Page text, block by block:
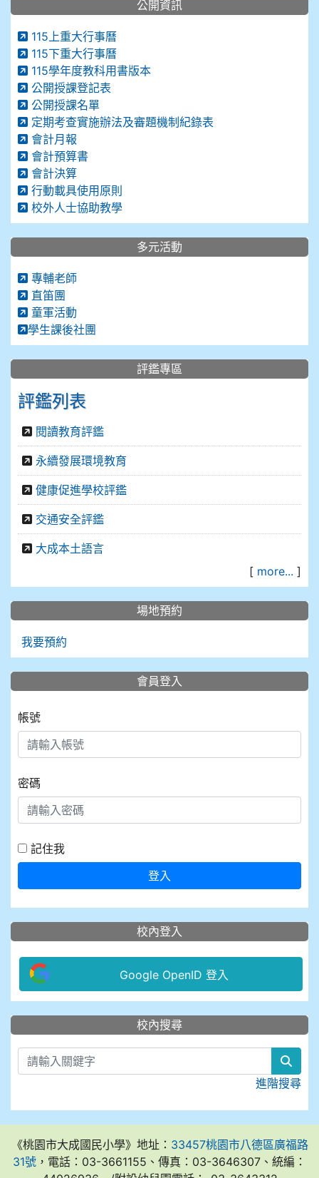
公開資訊
115上重大行事曆
115下重大行事曆
115學年度教科用書版本
公開授課登記表
公開授課名單
定期考查實施辦法及審題機制紀錄表
會計月報
會計預算書
會計決算
行動載具使用原則
校外人士協助教學
多元活動
專輔老師
直笛團
童軍活動
學生課後社團
評鑑專區
評鑑列表
閱讀教育評鑑
永續發展環境教育
健康促進學校評鑑
交通安全評鑑
大成本土語言
[ more... ]
場地預約
我要預約
會員登入
帳號
密碼
記住我
登入
校內登入
Google OpenID 登入
::: 校內搜尋
進階搜尋
《桃園市大成國民小學》地址： 33457桃園市八德區廣福路
31號 ，電話：03-3661155、傳真：03-3646307、統編：